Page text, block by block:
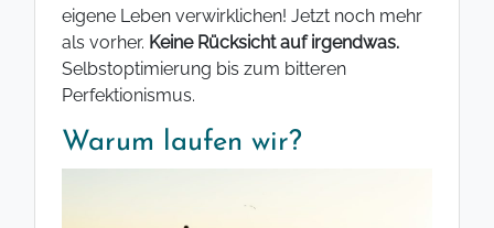
eigene Leben verwirklichen! Jetzt noch mehr
als vorher. Keine Rücksicht auf irgendwas.
Selbstoptimierung bis zum bitteren
Perfektionismus.
Warum laufen wir?